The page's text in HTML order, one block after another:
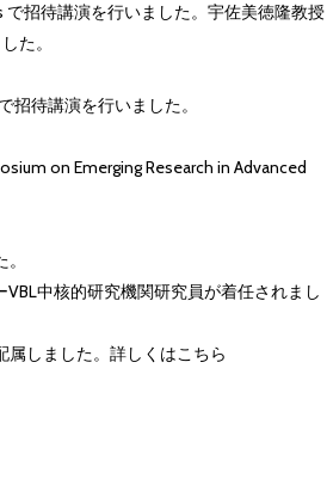
招待講演を行いました。宇佐美徳隆教授
た。
招待講演を行いました。
on Emerging Research in Advanced
中核的研究機関研究員が着任されまし
属しました。詳しくはこちら